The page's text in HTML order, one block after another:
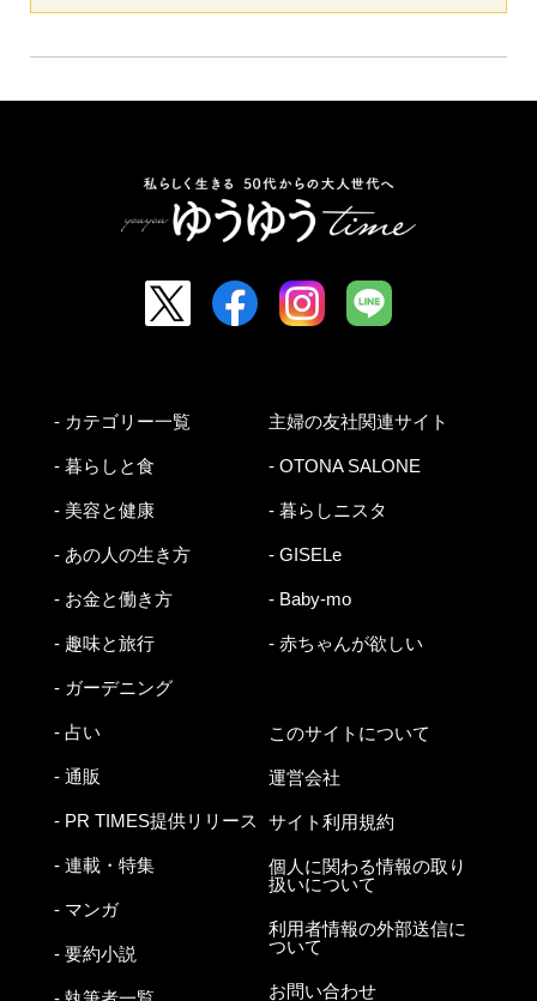
- カテゴリー一覧
- 暮らしと食
- 美容と健康
- あの人の生き方
- お金と働き方
- 趣味と旅行
- ガーデニング
- 占い
- 通販
- PR TIMES提供リリース
- 連載・特集
- マンガ
- 要約小説
主婦の友社関連サイト
- OTONA SALONE
- 暮らしニスタ
- GISELe
- Baby-mo
- 赤ちゃんが欲しい
このサイトについて
運営会社
サイト利用規約
個人に関わる情報の取り
扱いについて
利用者情報の外部送信に
ついて
お問い合わせ